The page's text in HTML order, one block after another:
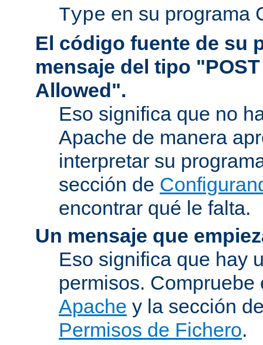
Type en su programa
El código fuente de su
mensaje del tipo
Allowed".
Eso significa que no
Apache de manera
interpretar su
sección de
encontrar qué le falta.
Un mensaje que
Eso significa que hay
permisos.
Apache y la sección
Permisos de Fichero.